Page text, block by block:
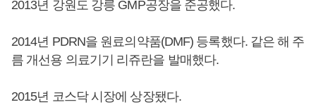
2013년 강원도 강릉 GMP공장을 준공했다.
2014년 PDRN을 원료의약품(DMF) 등록했다. 같은 해 주
름 개선용 의료기기 리쥬란을 발매했다.
2015년 코스닥 시장에 상장됐다.